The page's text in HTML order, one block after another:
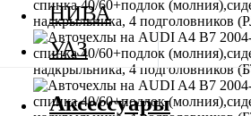
НИВА
УАЗ
Аксессуары